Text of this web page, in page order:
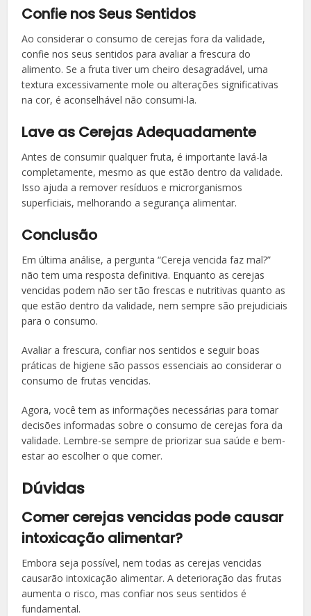
Confie nos Seus Sentidos
Ao considerar o consumo de cerejas fora da validade,
confie nos seus sentidos para avaliar a frescura do
alimento. Se a fruta tiver um cheiro desagradável, uma
textura excessivamente mole ou alterações significativas
na cor, é aconselhável não consumi-la.
Lave as Cerejas Adequadamente
Antes de consumir qualquer fruta, é importante lavá-la
completamente, mesmo as que estão dentro da validade.
Isso ajuda a remover resíduos e microrganismos
superficiais, melhorando a segurança alimentar.
Conclusão
Em última análise, a pergunta “Cereja vencida faz mal?”
não tem uma resposta definitiva. Enquanto as cerejas
vencidas podem não ser tão frescas e nutritivas quanto as
que estão dentro da validade, nem sempre são prejudiciais
para o consumo.
Avaliar a frescura, confiar nos sentidos e seguir boas
práticas de higiene são passos essenciais ao considerar o
consumo de frutas vencidas.
Agora, você tem as informações necessárias para tomar
decisões informadas sobre o consumo de cerejas fora da
validade. Lembre-se sempre de priorizar sua saúde e bem-
estar ao escolher o que comer.
Dúvidas
Comer cerejas vencidas pode causar
intoxicação alimentar?
Embora seja possível, nem todas as cerejas vencidas
causarão intoxicação alimentar. A deterioração das frutas
aumenta o risco, mas confiar nos seus sentidos é
fundamental.